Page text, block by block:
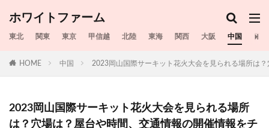
ホワイトファーム
東北 関東 東京 甲信越 北陸 東海 関西 大阪 中国 四国
HOME 中国 2023岡山国際サーキット花火大会を見られる場所は
2023岡山国際サーキット花火大会を見られる場所
は？穴場は？屋台や時間、交通情報の開催情報をチ